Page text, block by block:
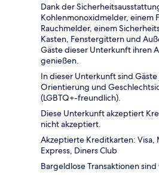
Dank der
Kohlenmonoxidmelder, einem
Rauchmelder, einem
Kasten, Fenstergittern und
Gäste dieser Unterkunft ihren
genießen.
In dieser Unterkunft sind
Orientierung und
(LGBTQ+-freundlich).
Diese Unterkunft akzeptiert
nicht akzeptiert.
Akzeptierte Kreditkarten: Visa,
Express, Diners Club
Bargeldlose Transaktionen